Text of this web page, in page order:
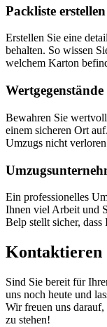
Packliste erstellen
Erstellen Sie eine
behalten. So wissen
welchem Karton
Wertgegenstände
Bewahren Sie
einem sicheren Ort
Umzugs nicht
Ein professionelles
Ihnen viel Arbeit und
Belp stellt sicher,
Kontaktieren
Sind Sie bereit für
uns noch heute und
Wir freuen uns
zu stehen!